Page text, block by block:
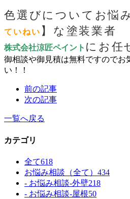
色選びについてお悩
ていねい 】な塗装業者
株式会社涼匠ペイント にお任
御相談や御見積は無料ですのでお
い！！
前の記事
次の記事
一覧へ戻る
カテゴリ
全て618
お悩み相談（全て） 434
- お悩み相談-外壁218
- お悩み相談-屋根50